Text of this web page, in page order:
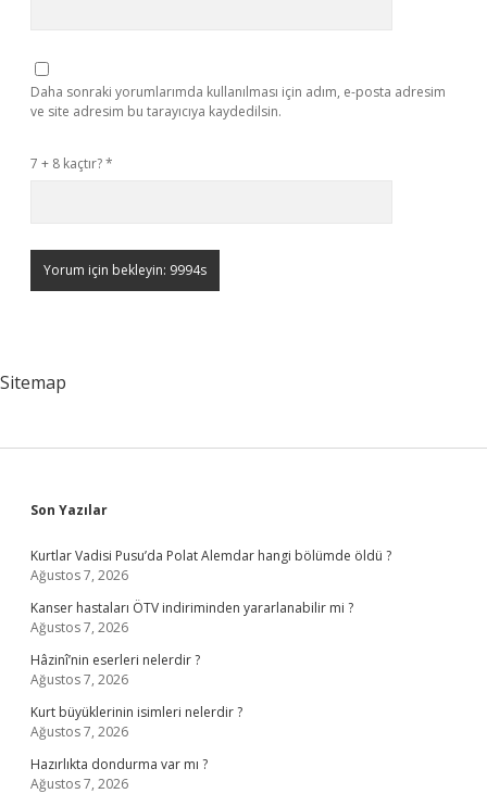
Daha sonraki yorumlarımda kullanılması için adım, e-posta adresim
ve site adresim bu tarayıcıya kaydedilsin.
7 + 8 kaçtır?*
Sitemap
Sidebar
Son Yazılar
Kurtlar Vadisi Pusu’da Polat Alemdar hangi bölümde öldü ?
Ağustos 7, 2026
Kanser hastaları ÖTV indiriminden yararlanabilir mi ?
Ağustos 7, 2026
Hâzinî’nin eserleri nelerdir ?
Ağustos 7, 2026
Kurt büyüklerinin isimleri nelerdir ?
Ağustos 7, 2026
Hazırlıkta dondurma var mı ?
Ağustos 7, 2026